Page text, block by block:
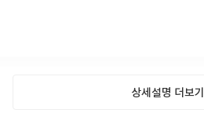
상세설명 더보기